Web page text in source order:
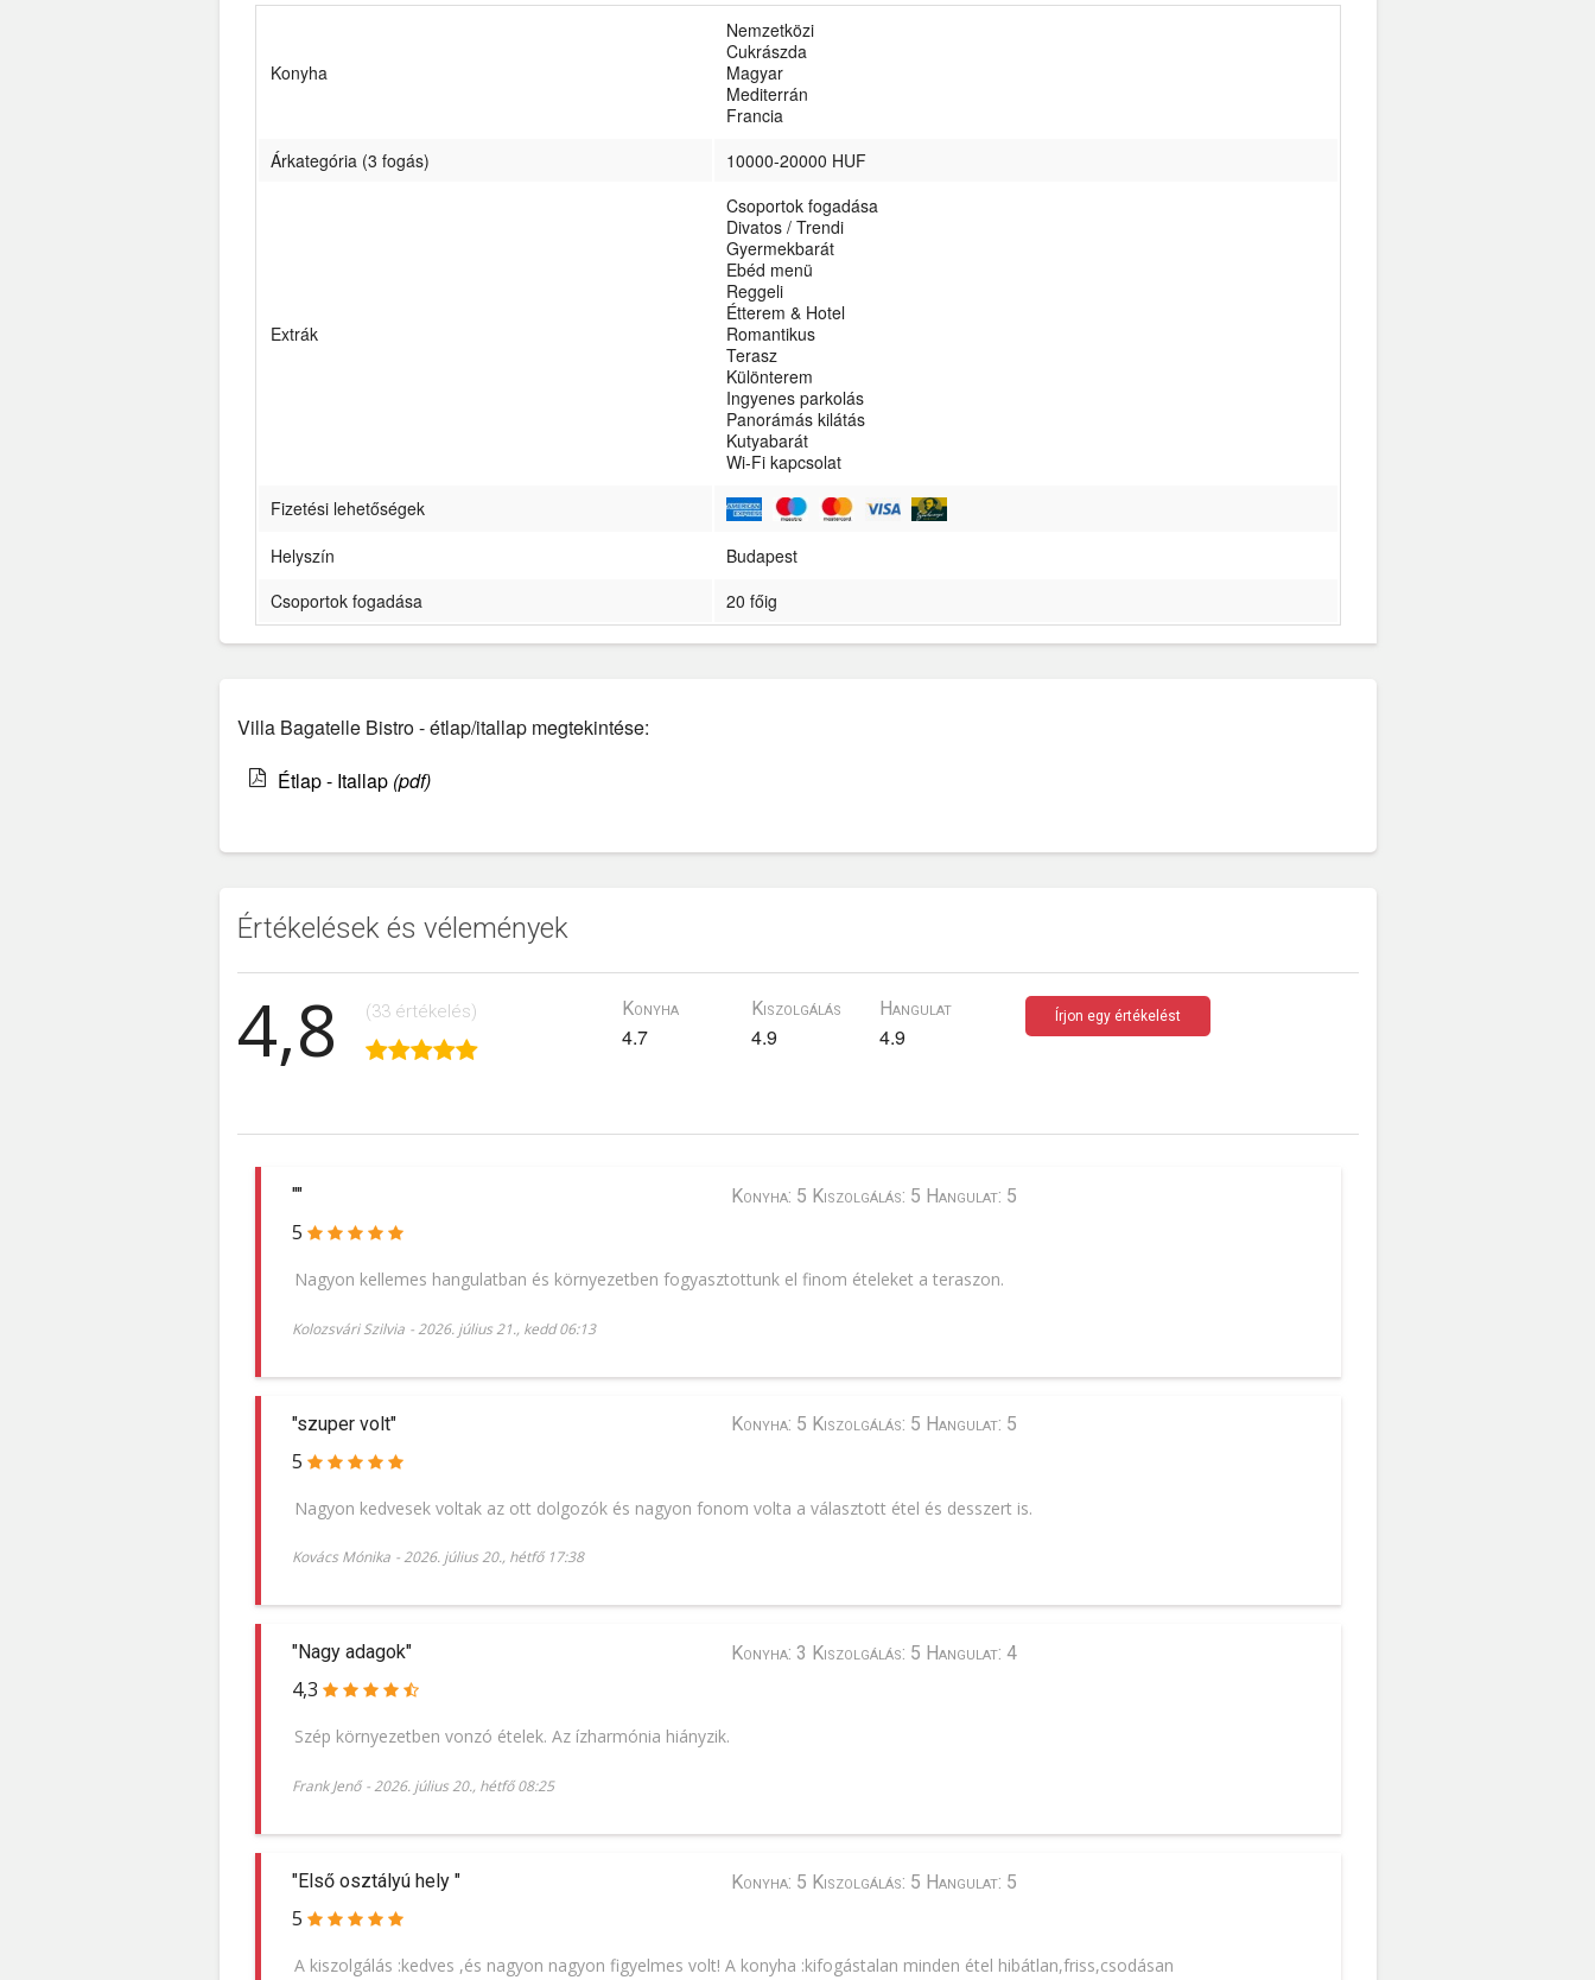
Konyha
Nemzetközi
Cukrászda
Magyar
Mediterrán
Francia
Árkategória (3 fogás)
10000-20000 HUF
Extrák
Csoportok fogadása
Divatos / Trendi
Gyermekbarát
Ebéd menü
Reggeli
Étterem & Hotel
Romantikus
Terasz
Különterem
Ingyenes parkolás
Panorámás kilátás
Kutyabarát
Wi-Fi kapcsolat
Fizetési lehetőségek
Helyszín
Budapest
Csoportok fogadása
20 főig
Villa Bagatelle Bistro - étlap/itallap megtekintése:
Étlap - Itallap (pdf)
Értékelések és vélemények
4,8 (33 értékelés) Konyha
4.7
Kiszolgálás
4.9
Hangulat
4.9
Írjon egy értékelést
""
5
Konyha: 5 Kiszolgálás: 5 Hangulat: 5
Nagyon kellemes hangulatban és környezetben fogyasztottunk el finom ételeket a teraszon.
Kolozsvári Szilvia -2026. július 21., kedd 06:13
"szuper volt"
5
Konyha: 5 Kiszolgálás: 5 Hangulat: 5
Nagyon kedvesek voltak az ott dolgozók és nagyon fonom volta a választott étel és desszert is.
Kovács Mónika -2026. július 20., hétfő 17:38
"Nagy adagok"
4,3
Konyha: 3 Kiszolgálás: 5 Hangulat: 4
Szép környezetben vonzó ételek. Az ízharmónia hiányzik.
Frank Jenő -2026. július 20., hétfő 08:25
"Első osztályú hely "
5
Konyha: 5 Kiszolgálás: 5 Hangulat: 5
A kiszolgálás :kedves ,és nagyon nagyon figyelmes volt! A konyha :kifogástalan minden étel hibátlan,friss,csodásan